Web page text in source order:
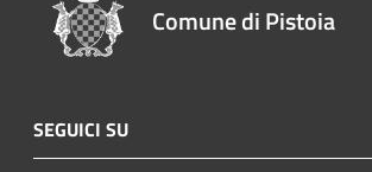
Comune di Pistoia
SEGUICI SU